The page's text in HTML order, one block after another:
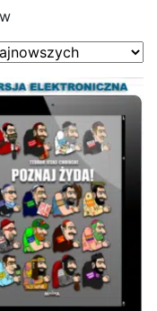
Posortowane
według
najnowszych